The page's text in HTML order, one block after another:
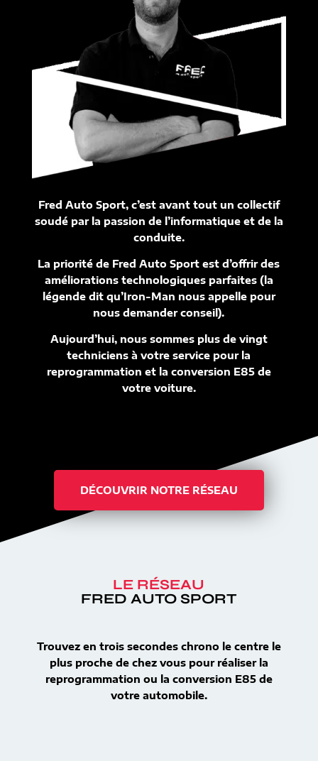
Fred Auto Sport, c’est avant tout un collectif
soudé par la passion de l’informatique et de la
conduite.
La priorité de Fred Auto Sport est d’offrir des
améliorations technologiques parfaites (la
légende dit qu’Iron-Man nous appelle pour
nous demander conseil).
Aujourd’hui, nous sommes plus de vingt
techniciens à votre service pour la
reprogrammation et la conversion E85 de
votre voiture.
DÉCOUVRIR NOTRE RÉSEAU
LE RÉSEAU
FRED AUTO SPORT
Trouvez en trois secondes chrono le centre le
plus proche de chez vous pour réaliser la
reprogrammation ou la conversion E85 de
votre automobile.